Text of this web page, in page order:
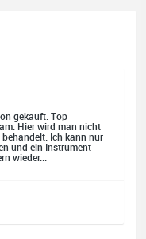
gekauft. Top
Hier wird man nicht
Ich kann nur
und ein Instrument
wieder...